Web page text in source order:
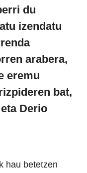
du
izendatu
arabera,
eremu
bat,
Derio
hau betetzen